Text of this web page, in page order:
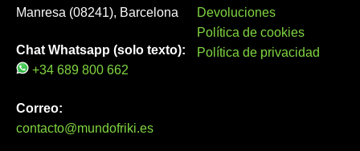
Manresa (08241), Barcelona
Chat Whatsapp (solo texto):
+34 689 800 662
Correo:
contacto@mundofriki.es
Devoluciones
Política de cookies
Política de privacidad